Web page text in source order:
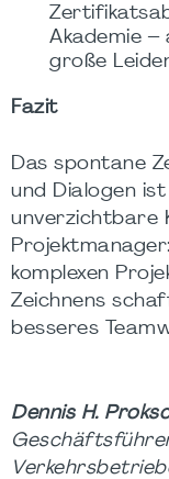
Akademie
große
Fazit
Das spontane
und Dialogen
unverzichtbare
komplexen
Zeichnens
besseres
Dennis H.